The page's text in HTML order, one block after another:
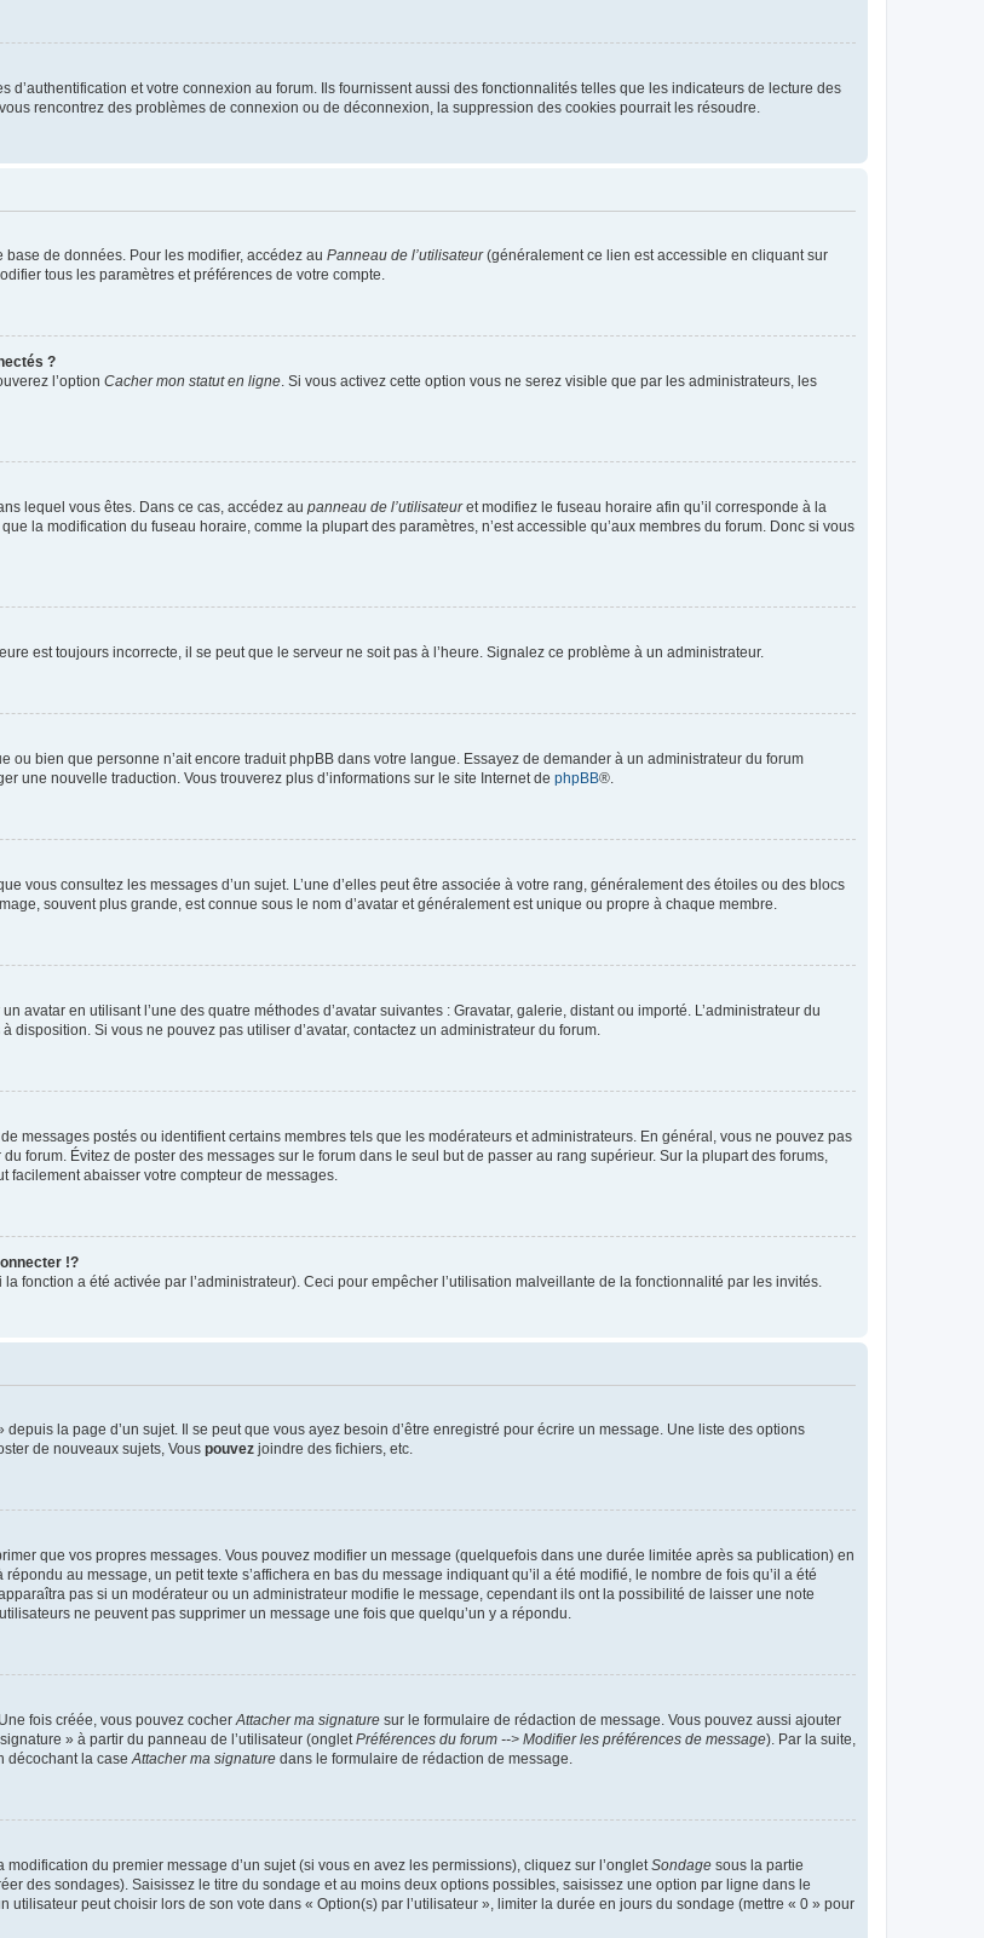
et votre connexion au forum. Ils fournissent aussi des fonctionnalités telles que les indicateurs de lecture des
rencontrez des problèmes de connexion ou de déconnexion, la suppression des cookies pourrait les résoudre.
de données. Pour les modifier, accédez au Panneau de l’utilisateur(généralement ce lien est accessible en cliquant sur
tous les paramètres et préférences de votre compte.
?
l’option Cacher mon statut en ligne . Si vous activez cette option vous ne serez visible que par les administrateurs, les
lequel vous êtes. Dans ce cas, accédez au panneau de l’utilisateuret modifiez le fuseau horaire afin qu’il corresponde à la
la modification du fuseau horaire, comme la plupart des paramètres, n’est accessible qu’aux membres du forum. Donc si vous
est toujours incorrecte, il se peut que le serveur ne soit pas à l’heure. Signalez ce problème à un administrateur.
ou bien que personne n’ait encore traduit phpBB dans votre langue. Essayez de demander à un administrateur du forum
une nouvelle traduction. Vous trouverez plus d’informations sur le site Internet de phpBB®.
vous consultez les messages d’un sujet. L’une d’elles peut être associée à votre rang, généralement des étoiles ou des blocs
souvent plus grande, est connue sous le nom d’avatar et généralement est unique ou propre à chaque membre.
avatar en utilisant l’une des quatre méthodes d’avatar suivantes : Gravatar, galerie, distant ou importé. L’administrateur du
Si vous ne pouvez pas utiliser d’avatar, contactez un administrateur du forum.
messages postés ou identifient certains membres tels que les modérateurs et administrateurs. En général, vous ne pouvez pas
forum. Évitez de poster des messages sur le forum dans le seul but de passer au rang supérieur. Sur la plupart des forums,
abaisser votre compteur de messages.
!?
fonction a été activée par l’administrateur). Ceci pour empêcher l’utilisation malveillante de la fonctionnalité par les invités.
la page d’un sujet. Il se peut que vous ayez besoin d’être enregistré pour écrire un message. Une liste des options
de nouveaux sujets, Vous pouvez joindre des fichiers, etc.
que vos propres messages. Vous pouvez modifier un message (quelquefois dans une durée limitée après sa publication) en
au message, un petit texte s’affichera en bas du message indiquant qu’il a été modifié, le nombre de fois qu’il a été
pas si un modérateur ou un administrateur modifie le message, cependant ils ont la possibilité de laisser une note
ne peuvent pas supprimer un message une fois que quelqu’un y a répondu.
fois créée, vous pouvez cocher Attacher ma signature sur le formulaire de rédaction de message. Vous pouvez aussi ajouter
» à partir du panneau de l’utilisateur (onglet Préférences du forum --> Modifier les préférences de message). Par la suite,
décochant la case Attacher ma signature dans le formulaire de rédaction de message.
du premier message d’un sujet (si vous en avez les permissions), cliquez sur l’onglet Sondage sous la partie
des sondages). Saisissez le titre du sondage et au moins deux options possibles, saisissez une option par ligne dans le
peut choisir lors de son vote dans « Option(s) par l’utilisateur », limiter la durée en jours du sondage (mettre « 0 » pour